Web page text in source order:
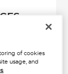
of cookies
usage, and